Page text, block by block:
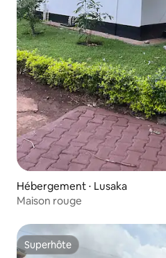
Hébergement ⋅ Lusaka
Maison rouge
Superhôte
Superhôte